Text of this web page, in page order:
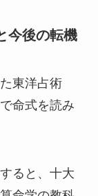
今後の転機
東洋占術
命式を読み
ると、十大